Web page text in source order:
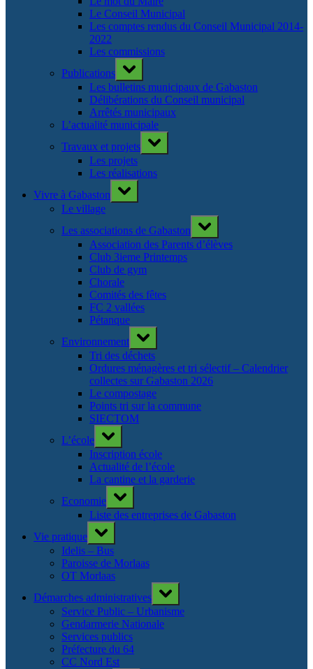
Le Conseil Municipal
Les comptes rendus du Conseil Municipal 2014-
2022
Les commissions
Publications
Toggle
sub-
menu
Les bulletins municipaux de Gabaston
Délibérations du Conseil municipal
Arrêtés municipaux
L’actualité municipale
Travaux et projets
Toggle
sub-
Les projets
Les réalisations
Vivre à Gabaston
Toggle
sub-
Le village
Les associations de Gabaston
Toggle
sub-
menu
Association des Parents d’élèves
Club 3ieme Printemps
Club de gym
Chorale
Comités des fêtes
FC 2 vallées
Pétanque
Environnement
Toggle
sub-
menu
Tri des déchets
Ordures ménagères et tri sélectif – Calendrier
collectes sur Gabaston 2026
Le compostage
Points tri sur la commune
SIECTOM
L’école
Toggle
sub-
menu
Inscription école
Actualité de l’école
La cantine et la garderie
Economie
Toggle
sub-
menu
Liste des entreprises de Gabaston
Vie pratique
Toggle
sub-
menu
Idelis – Bus
Paroisse de Morlaas
OT Morlaas
Démarches administratives
Toggle
sub-
menu
Service Public – Urbanisme
Gendarmerie Nationale
Services publics
Préfecture du 64
CC Nord Est